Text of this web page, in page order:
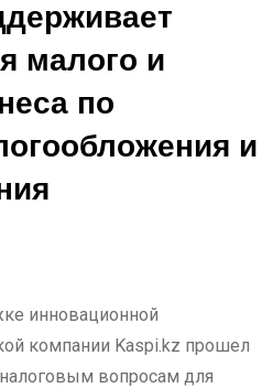
малого и
по
и
компании Kaspi.kz прошел
вопросам для